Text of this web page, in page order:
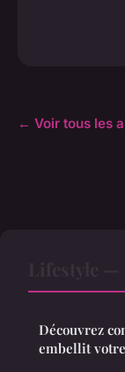
← Voir tous les
Découvrez
embellit